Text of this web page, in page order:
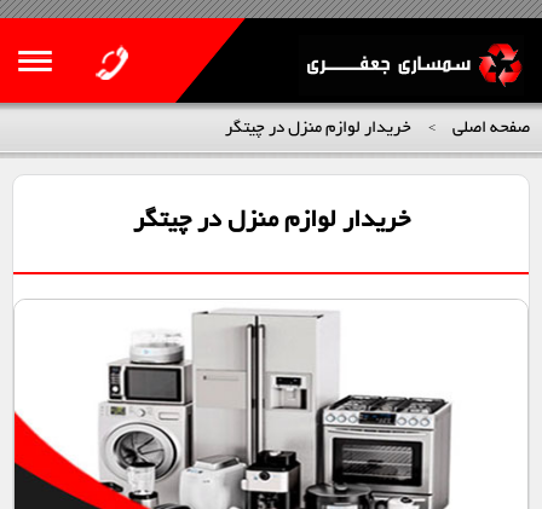
صفحه اصلی > خریدار لوازم منزل در چیتگر
خریدار لوازم منزل در چیتگر